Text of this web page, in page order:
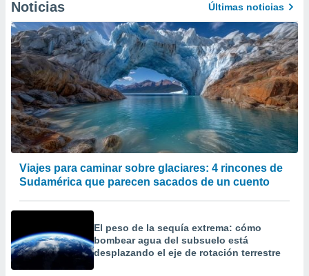
momento
en
en
en
de
o acceder
perfiles
Noticias Últimas noticias
Viajes para caminar sobre glaciares: 4 rincones de
Sudamérica que parecen sacados de un cuento
El peso de la sequía extrema: cómo
bombear agua del subsuelo está
desplazando el eje de rotación terrestre